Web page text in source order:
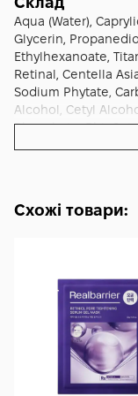
ключовий
клітинної
Biotech (Іспанія) —
косметики;
регенеруючу
розроблена для
засобами лінії
Creme крем) у
японську точність
косметологів, які
ефективність.
спеціалізована
революційну
aging догляду на
рослинні
Phyto-Peptidic
"регенерованою" —
При регулярному
протоколу 1–2
або як домашня
накопичується
екзосомних
колагену і
клітинному рівні —
перевага саме
вирівнюється —
постакне-сліди
постійної дії
Розширені пори
тривалій
шкіри і покращення
види рубцевих
покращує її
тоном шкіри —
вирівнюванню
професійного
рекомендаціями
частина
(сироватка),
Корисний для
формули чудово
інноваційними
одним з найбільш
космецевтики.
іспанську
японську
експертизою.
з технологією
теплою водою.
шкіру обличчя:
його
потім вмий
Utsukusy для
іншим делікатним
м'яким рушником
момент: за
кількість маски
мікроорганізми у
щедрим шаром по
підборіддя, шию і
безпосередньо
оболонок. Залиш
15–20 хвилин. За
регенеруючий шар
Aqua (Water),
Glycerin,
Ethylhexanoate,
Retinal, Centella
Sodium Phytate,
Alcohol, Cetyl
Phosphate, Bht,
Acid, 1,2-
Схожі товари: